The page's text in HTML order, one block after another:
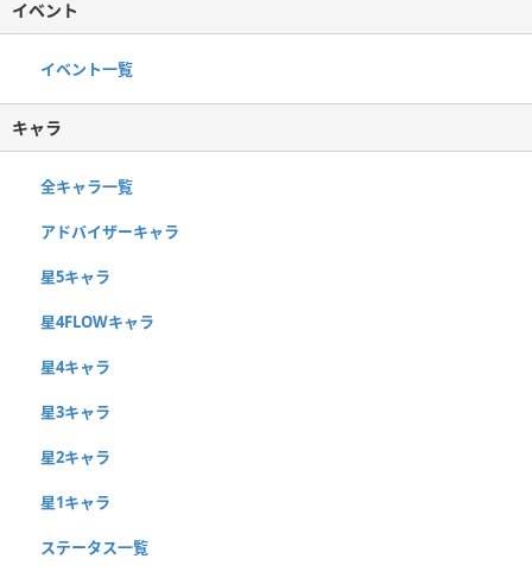
イベント
イベント一覧
キャラ
全キャラ一覧
アドバイザーキャラ
星5キャラ
星4FLOWキャラ
星4キャラ
星3キャラ
星2キャラ
星1キャラ
ステータス一覧